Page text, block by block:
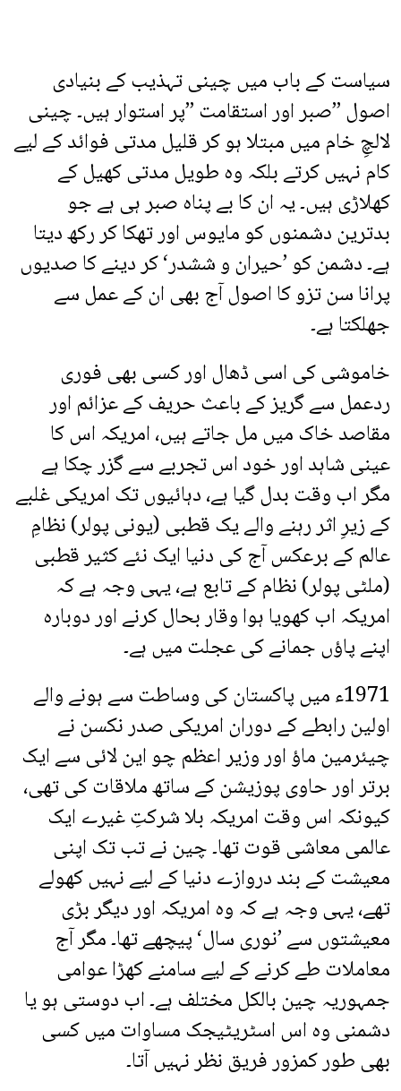
سیاست کے باب میں چینی تہذیب کے بنیادی
اصول ’’صبر اور استقامت ’’پر استوار ہیں۔ چینی
لالچِ خام میں مبتلا ہو کر قلیل مدتی فوائد کے لیے
کام نہیں کرتے بلکہ وہ طویل مدتی کھیل کے
کھلاڑی ہیں۔ یہ ان کا بے پناہ صبر ہی ہے جو
بدترین دشمنوں کو مایوس اور تھکا کر رکھ دیتا
ہے۔ دشمن کو ’حیران و ششدر‘ کر دینے کا صدیوں
پرانا سن تزو کا اصول آج بھی ان کے عمل سے
جھلکتا ہے۔
خاموشی کی اسی ڈھال اور کسی بھی فوری
ردعمل سے گریز کے باعث حریف کے عزائم اور
مقاصد خاک میں مل جاتے ہیں، امریکہ اس کا
عینی شاہد اور خود اس تجربے سے گزر چکا ہے
مگر اب وقت بدل گیا ہے، دہائیوں تک امریکی غلبے
کے زیرِ اثر رہنے والے یک قطبی (یونی پولر) نظامِ
عالم کے برعکس آج کی دنیا ایک نئے کثیر قطبی
(ملٹی پولر) نظام کے تابع ہے، یہی وجہ ہے کہ
امریکہ اب کھویا ہوا وقار بحال کرنے اور دوبارہ
اپنے پاؤں جمانے کی عجلت میں ہے۔
1971ء میں پاکستان کی وساطت سے ہونے والے
اولین رابطے کے دوران امریکی صدر نکسن نے
چیئرمین ماؤ اور وزیر اعظم چو این لائی سے ایک
برتر اور حاوی پوزیشن کے ساتھ ملاقات کی تھی،
کیونکہ اس وقت امریکہ بلا شرکتِ غیرے ایک
عالمی معاشی قوت تھا۔ چین نے تب تک اپنی
معیشت کے بند دروازے دنیا کے لیے نہیں کھولے
تھے، یہی وجہ ہے کہ وہ امریکہ اور دیگر بڑی
معیشتوں سے ’نوری سال‘ پیچھے تھا۔ مگر آج
معاملات طے کرنے کے لیے سامنے کھڑا عوامی
جمہوریہ چین بالکل مختلف ہے۔ اب دوستی ہو یا
دشمنی وہ اس اسٹریٹیجک مساوات میں کسی
بھی طور کمزور فریق نظر نہیں آتا۔